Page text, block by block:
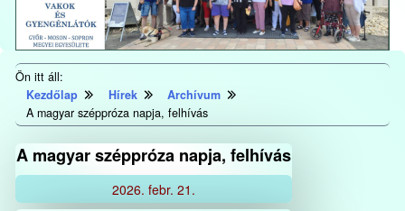
Ön itt áll:
Kezdőlap
Hírek
Archívum
A magyar széppróza napja, felhívás
A magyar széppróza napja, felhívás
2026. febr. 21.